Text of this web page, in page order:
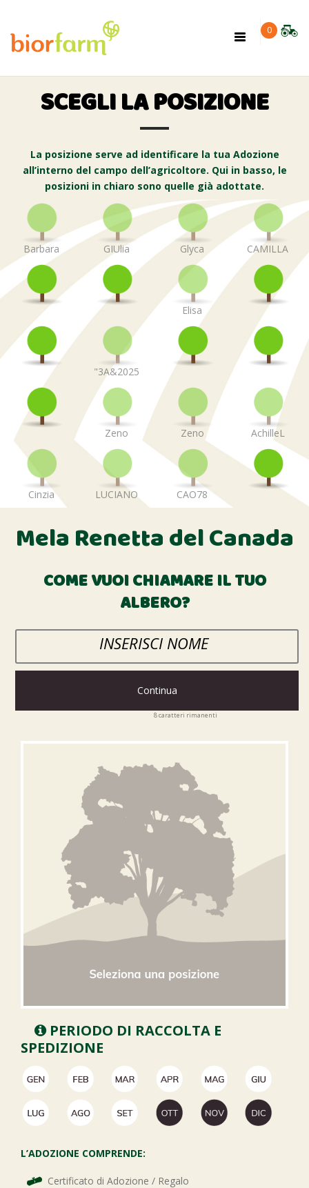
0
Toggle
SCEGLI LA POSIZIONE
La posizione serve ad identificare la tua Adozione
all’interno del campo dell’agricoltore. Qui in basso, le
posizioni in chiaro sono quelle già adottate.
Barbara GIUlia Glyca CAMILLA
Elisa
"3A&2025
Zeno Zeno AchilleL
Cinzia LUCIANO CAO78
Mela Renetta del Canada
COME VUOI CHIAMARE IL TUO
ALBERO?
Continua
8caratteri rimanenti
PERIODO DI RACCOLTA E
SPEDIZIONE
L’ADOZIONE COMPRENDE:
Certificato di Adozione / Regalo